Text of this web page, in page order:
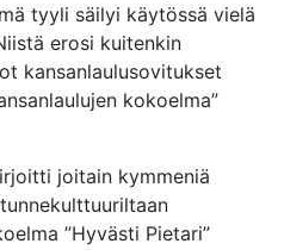
tyyli säilyi käytössä vielä
erosi kuitenkin
kansanlaulusovitukset
kokoelma”
joitain kymmeniä
”Hyvästi Pietari”